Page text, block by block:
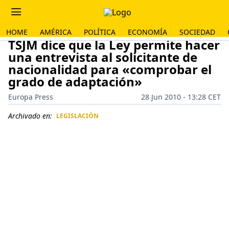
HOME AMÉRICA POLÍTICA ECONOMÍA SOCIEDAD
TSJM dice que la Ley permite hacer
una entrevista al solicitante de
nacionalidad para «comprobar el
grado de adaptación»
Europa Press
28 Jun 2010 - 13:28 CET
Archivado en: LEGISLACIÓN